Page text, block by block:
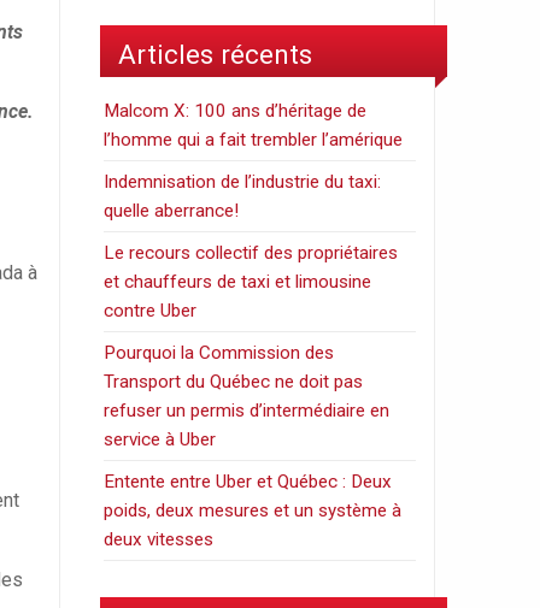
à
Articles récents
Malcom X: 100 ans d’héritage de
l’homme qui a fait trembler l’amérique
Indemnisation de l’industrie du taxi:
quelle aberrance!
Le recours collectif des propriétaires
et chauffeurs de taxi et limousine
contre Uber
Pourquoi la Commission des
Transport du Québec ne doit pas
refuser un permis d’intermédiaire en
service à Uber
Entente entre Uber et Québec : Deux
poids, deux mesures et un système à
deux vitesses